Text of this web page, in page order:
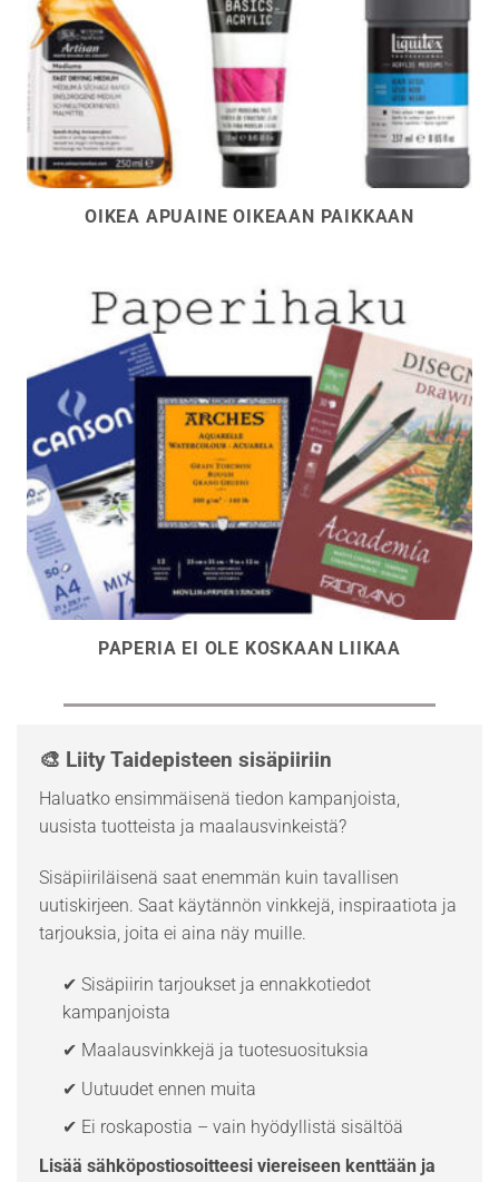
OIKEA APUAINE OIKEAAN PAIKKAAN
PAPERIA EI OLE KOSKAAN LIIKAA
🎨 Liity Taidepisteen sisäpiiriin
Haluatko ensimmäisenä tiedon kampanjoista,
uusista tuotteista ja maalausvinkeistä?
Sisäpiiriläisenä saat enemmän kuin tavallisen
uutiskirjeen. Saat käytännön vinkkejä, inspiraatiota ja
tarjouksia, joita ei aina näy muille.
✔ Sisäpiirin tarjoukset ja ennakkotiedot
kampanjoista
✔ Maalausvinkkejä ja tuotesuosituksia
✔ Uutuudet ennen muita
✔ Ei roskapostia – vain hyödyllistä sisältöä
Lisää sähköpostiosoitteesi viereiseen kenttään ja